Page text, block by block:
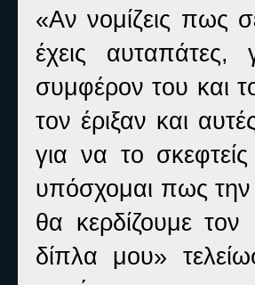
«Αν νομίζεις πως
έχεις
συμφέρον του και
τον έριξαν και
για να το
υπόσχομαι πως την
θα κερδίζουμε τον
δίπλα μου»